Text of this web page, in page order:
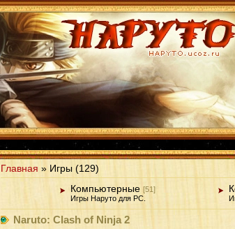
Главная » Игры (129)
Компьютерные [51]
Игры Наруто для PC.
Naruto: Clash of Ninja 2